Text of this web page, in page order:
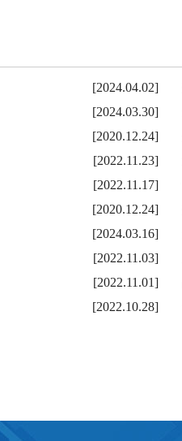
[2024.04.02]
[2024.03.30]
[2020.12.24]
[2022.11.23]
[2022.11.17]
[2020.12.24]
[2024.03.16]
[2022.11.03]
[2022.11.01]
[2022.10.28]